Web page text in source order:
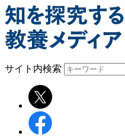
サイト内検索